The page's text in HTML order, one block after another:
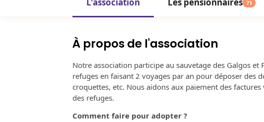
71
À propos de l'association
Notre association participe au sauvetage des Galgos
refuges en faisant 2 voyages par an pour déposer des
croquettes, etc. Nous aidons aux paiement des
des refuges.
Comment faire pour adopter ?